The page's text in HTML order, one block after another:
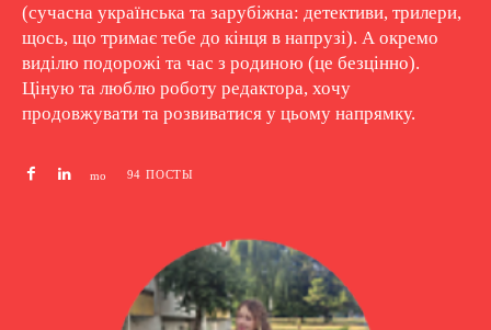
(сучасна українська та зарубіжна: детективи, трилери,
щось, що тримає тебе до кінця в напрузі). А окремо
виділю подорожі та час з родиною (це безцінно).
Ціную та люблю роботу редактора, хочу
продовжувати та розвиватися у цьому напрямку.
94 ПОСТЫ